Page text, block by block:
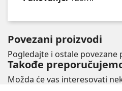
Povezani proizvodi
Pogledajte i ostale povezane
Takođe
Možda će vas interesovati